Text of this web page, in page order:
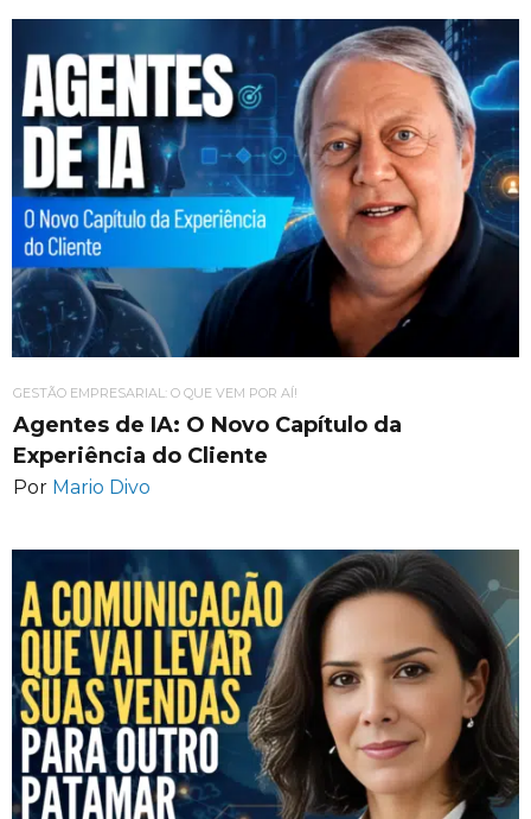
GESTÃO EMPRESARIAL: O QUE VEM POR AÍ!
Agentes de IA: O Novo Capítulo da
Experiência do Cliente
Por Mario Divo